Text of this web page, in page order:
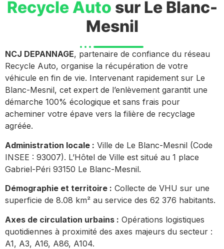
Recycle Auto sur Le Blanc-
Mesnil
NCJ DEPANNAGE, partenaire de confiance du réseau
Recycle Auto, organise la récupération de votre
véhicule en fin de vie. Intervenant rapidement sur Le
Blanc-Mesnil, cet expert de l’enlèvement garantit une
démarche 100% écologique et sans frais pour
acheminer votre épave vers la filière de recyclage
agréée.
Administration locale : Ville de Le Blanc-Mesnil (Code
INSEE : 93007). L’Hôtel de Ville est situé au 1 place
Gabriel-Péri 93150 Le Blanc-Mesnil.
Démographie et territoire : Collecte de VHU sur une
superficie de 8.08 km² au service des 62 376 habitants.
Axes de circulation urbains : Opérations logistiques
quotidiennes à proximité des axes majeurs du secteur :
A1, A3, A16, A86, A104.